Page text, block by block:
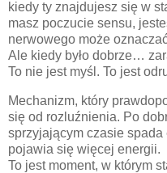
kiedy ty znajdujesz się w
masz poczucie sensu,
nerwowego może
Ale kiedy było dobrze…
To nie jest myśl. To jest
Mechanizm, który
się od rozluźnienia. Po
sprzyjającym czasie spada
pojawia się więcej energii.
To jest moment, w którym